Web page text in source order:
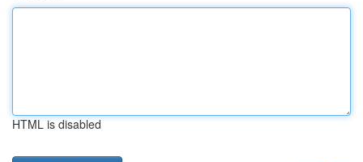
HTML is disabled